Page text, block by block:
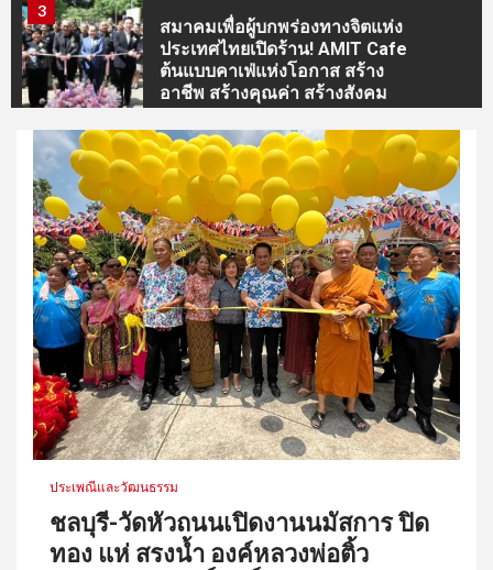
3
สมาคมเพื่อผู้บกพร่องทางจิตแห่ง
ประเทศไทยเปิดร้าน! AMIT Cafe
ต้นแบบคาเฟ่แห่งโอกาส สร้าง
อาชีพ สร้างคุณค่า สร้างสังคม
” วปอ.บอ.3 ผนึกกำลังขับเคลื่อน
Project The TEN พาชาวนา
บางปะอินศึกษาดูงาน “เจียไต๋” ยก
ระดับสู่ชาวนามืออาชีพ”
5
แม่ฮ่องสอน-เปิดงาน “Together
as One Family” รวมพลังเครือ
ข่าย 17 จังหวัดภาคเหนือ สร้าง
โอกาสและคุณภาพชีวิตคนพิการ
ทางจิตอย่างยั่งยืน
1
สมาคมเพื่อผู้บกพร่องทางจิตแห่ง
ประเทศไทย จัดประชุมสามัญครั้ง
ที่ 23 ประจำปี 2568 เดินหน้า
พัฒนาเครือข่ายและยกระดับการ
ดำเนินงานด้านสุขภาพจิต
ประเพณีและวัฒนธรรม
ชลบุรี-วัดหัวถนนเปิดงานนมัสการ ปิด
ทอง แห่ สรงน้ำ องค์หลวงพ่อติ้ว